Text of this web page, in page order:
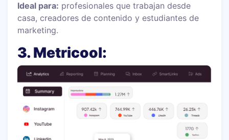
Ideal para: profesionales que trabajan desde
casa, creadores de contenido y estudiantes de
marketing.
3. Metricool: